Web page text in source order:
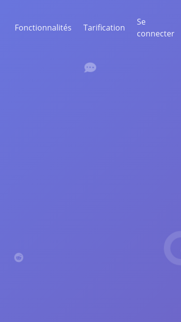
DE DONNÉES WEB
Fonctionnalités Tarification
Se
connecter